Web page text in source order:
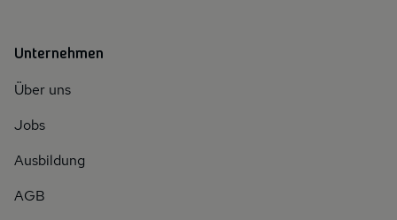
Unternehmen
Über uns
Jobs
Ausbildung
AGB